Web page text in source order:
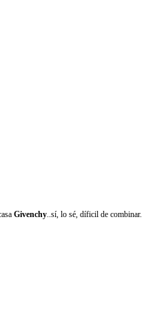
Givenchy..sí, lo sé, díficil de combinar.